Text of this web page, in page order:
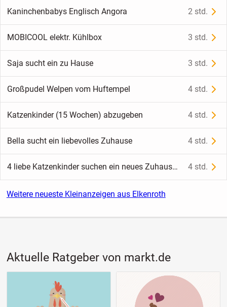
Kaninchenbabys Englisch Angora 2 std.
MOBICOOL elektr. Kühlbox 3 std.
Saja sucht ein zu Hause 3 std.
Großpudel Welpen vom Huftempel 4 std.
Katzenkinder (15 Wochen) abzugeben 4 std.
Bella sucht ein liebevolles Zuhause 4 std.
4 liebe Katzenkinder suchen ein neues Zuhause 🐾 4 std.
Weitere neueste Kleinanzeigen aus Elkenroth
Aktuelle Ratgeber von markt.de